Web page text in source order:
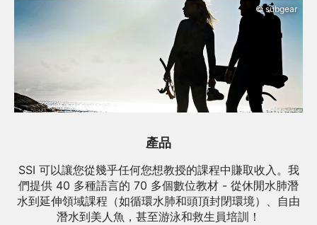
© subgear
產品
SSI 可以讓您從幾乎任何您想教授的課程中賺取收入。我
們提供 40 多種語言的 70 多個數位教材 - 從休閒水肺潛
水到延伸領域課程（如循環水肺和頭頂封閉環境）、自由
潛水到美人魚，甚至游泳和救生員培訓！